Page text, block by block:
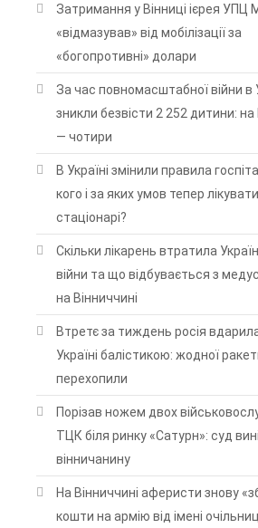
Затримання у Вінниці ієрея УПЦ
«відмазував» від мобілізації за
«богопротивні» долари
За час повномасштабної війни в
зникли безвісти 2 252 дитини: на
— чотири
В Україні змінили правила
кого і за яких умов тепер
стаціонарі?
Скільки лікарень втратила
війни та що відбувається з
на Вінниччині
Втретє за тиждень росія
Україні балістикою: жодної
перехопили
Порізав ножем двох
ТЦК біля ринку «Сатурн»: суд
вінничанину
На Вінниччині аферисти знову
кошти на армію від імені